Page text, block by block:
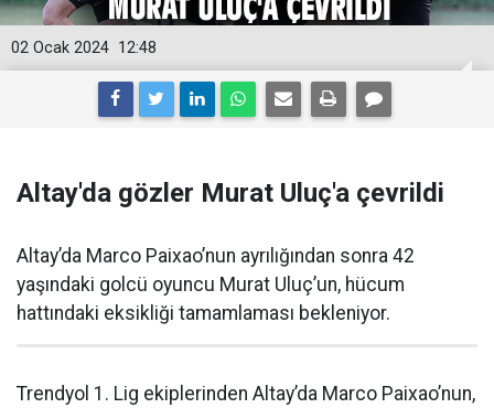
12:48
02 Ocak 2024
Altay'da gözler Murat Uluç'a çevrildi
Altay’da Marco Paixao’nun ayrılığından sonra 42
yaşındaki golcü oyuncu Murat Uluç’un, hücum
hattındaki eksikliği tamamlaması bekleniyor.
Trendyol 1. Lig ekiplerinden Altay’da Marco Paixao’nun,